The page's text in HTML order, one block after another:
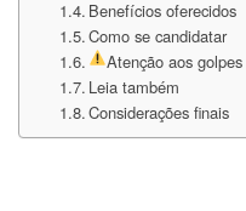
Benefícios oferecidos
Como se candidatar
Atenção aos
Leia também
Considerações finais